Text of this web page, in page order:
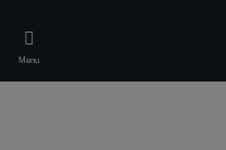
main
content
Menu